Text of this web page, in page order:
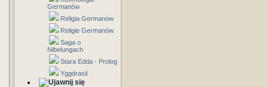
Germanów
Religia Germanów
Religie Germanów
Saga o
Nibelungach
Stara Edda - Prolog
Yggdrasil